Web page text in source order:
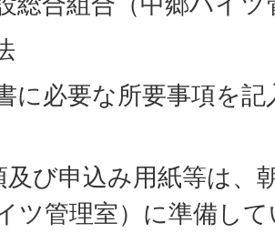
に必要な所要事項を
及び申込み用紙等は、
ツ管理室）に準備し